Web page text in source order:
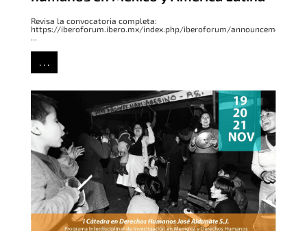
Revisa la convocatoria completa:
https://iberoforum.ibero.mx/index.php/iberoforum/announcement/
. . .